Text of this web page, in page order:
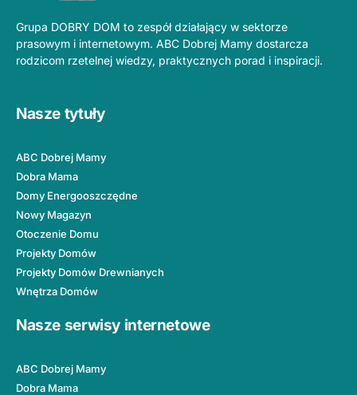
Grupa DOBRY DOM to zespół działający w sektorze
prasowym i internetowym. ABC Dobrej Mamy dostarcza
rodzicom rzetelnej wiedzy, praktycznych porad i inspiracji.
Nasze tytuły
ABC Dobrej Mamy
Dobra Mama
Domy Energooszczędne
Nowy Magazyn
Otoczenie Domu
Projekty Domów
Projekty Domów Drewnianych
Wnętrza Domów
Nasze serwisy internetowe
ABC Dobrej Mamy
Dobra Mama